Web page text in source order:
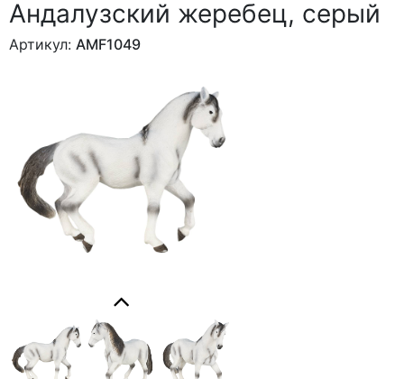
Андалузский жеребец, серый
Артикул: AMF1049